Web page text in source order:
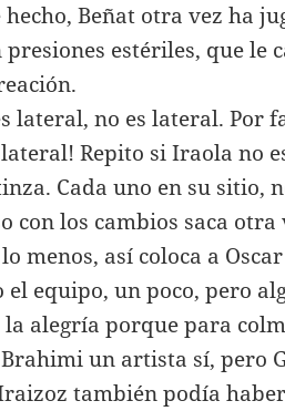
hecho, Beñat otra vez ha
estériles, que le
lateral, no es lateral. Por
Repito si Iraola no
Cada uno en su sitio,
con los cambios saca
menos, así coloca a
equipo, un poco, pero
alegría porque para
un artista sí, pero
también podía